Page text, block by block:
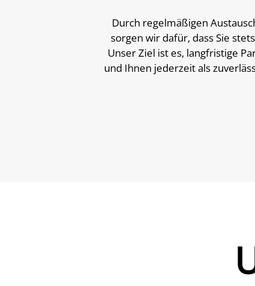
Durch regelmäßigen
sorgen wir dafür, dass Sie
Unser Ziel ist es, langfristige
und Ihnen jederzeit als